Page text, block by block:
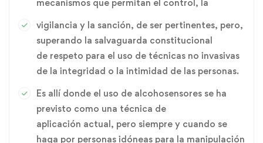
mecanismos que permitan el control, la
vigilancia y la sanción, de ser pertinentes, pero,
superando la salvaguarda constitucional
de respeto para el uso de técnicas no invasivas
de la integridad o la intimidad de las personas.
Es allí donde el uso de alcohosensores se ha
previsto como una técnica de
aplicación actual, pero siempre y cuando se
haga por personas idóneas para la manipulación